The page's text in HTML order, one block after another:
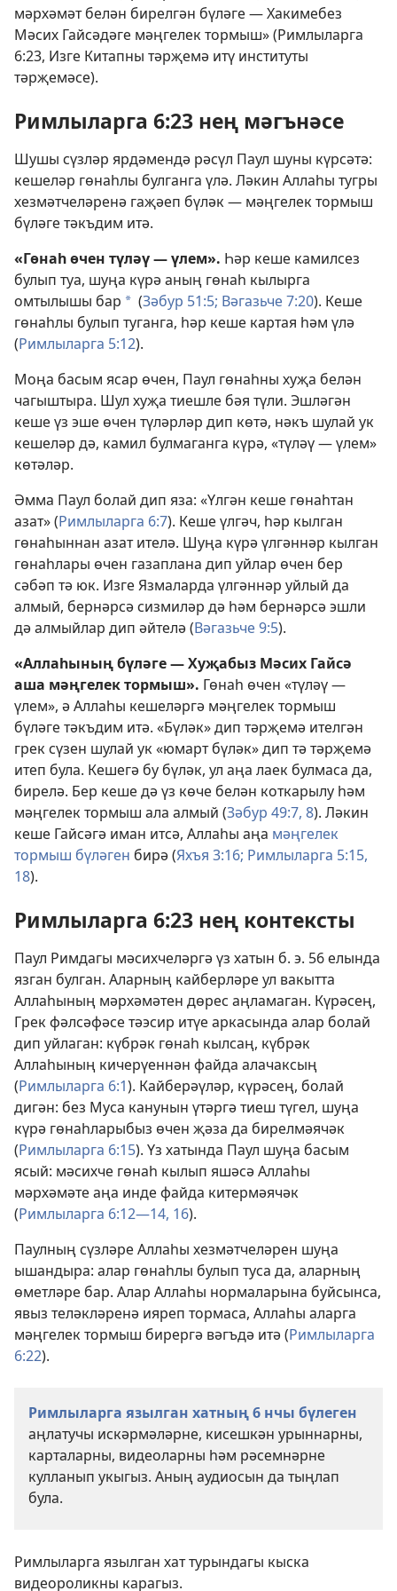
мәрхәмәт белән бирелгән бүләге — Хакимебез
Мәсих Гайсәдәге мәңгелек тормыш» (Римлыларга
6:23, Изге Китапны тәрҗемә итү институты
тәрҗемәсе).
Римлыларга 6:23 нең мәгънәсе
Шушы сүзләр ярдәмендә рәсүл Паул шуны күрсәтә:
кешеләр гөнаһлы булганга үлә. Ләкин Аллаһы тугры
хезмәтчеләренә гаҗәеп бүләк — мәңгелек тормыш
бүләге тәкъдим итә.
«Гөнаһ өчен түләү — үлем». Һәр кеше камилсез
булып туа, шуңа күрә аның гөнаһ кылырга
омтылышы бар a (Зәбур 51:5; Вәгазьче 7:20). Кеше
гөнаһлы булып туганга, һәр кеше картая һәм үлә
(Римлыларга 5:12).
Моңа басым ясар өчен, Паул гөнаһны хуҗа белән
чагыштыра. Шул хуҗа тиешле бәя түли. Эшләгән
кеше үз эше өчен түләрләр дип көтә, нәкъ шулай ук
кешеләр дә, камил булмаганга күрә, «түләү — үлем»
көтәләр.
Әмма Паул болай дип яза: «Үлгән кеше гөнаһтан
азат» (Римлыларга 6:7). Кеше үлгәч, һәр кылган
гөнаһыннан азат ителә. Шуңа күрә үлгәннәр кылган
гөнаһлары өчен газаплана дип уйлар өчен бер
сәбәп тә юк. Изге Язмаларда үлгәннәр уйлый да
алмый, бернәрсә сизмиләр дә һәм бернәрсә эшли
дә алмыйлар дип әйтелә (Вәгазьче 9:5).
«Аллаһының бүләге — Хуҗабыз Мәсих Гайсә
аша мәңгелек тормыш». Гөнаһ өчен «түләү —
үлем», ә Аллаһы кешеләргә мәңгелек тормыш
бүләге тәкъдим итә. «Бүләк» дип тәрҗемә ителгән
грек сүзен шулай ук «юмарт бүләк» дип тә тәрҗемә
итеп була. Кешегә бу бүләк, ул аңа лаек булмаса да,
бирелә. Бер кеше дә үз көче белән коткарылу һәм
мәңгелек тормыш ала алмый (Зәбур 49:7, 8). Ләкин
кеше Гайсәгә иман итсә, Аллаһы аңа мәңгелек
тормыш бүләген бирә (Яхъя 3:16; Римлыларга 5:15,
18).
Римлыларга 6:23 нең контексты
Паул Римдагы мәсихчеләргә үз хатын б. э. 56 елында
язган булган. Аларның кайберләре ул вакытта
Аллаһының мәрхәмәтен дөрес аңламаган. Күрәсең,
Грек фәлсәфәсе тәэсир итүе аркасында алар болай
дип уйлаган: күбрәк гөнаһ кылсаң, күбрәк
Аллаһының кичерүеннән файда алачаксың
(Римлыларга 6:1). Кайберәүләр, күрәсең, болай
дигән: без Муса канунын үтәргә тиеш түгел, шуңа
күрә гөнаһларыбыз өчен җәза да бирелмәячәк
(Римлыларга 6:15). Үз хатында Паул шуңа басым
ясый: мәсихче гөнаһ кылып яшәсә Аллаһы
мәрхәмәте аңа инде файда китермәячәк
(Римлыларга 6:12—14, 16).
Паулның сүзләре Аллаһы хезмәтчеләрен шуңа
ышандыра: алар гөнаһлы булып туса да, аларның
өметләре бар. Алар Аллаһы нормаларына буйсынса,
явыз теләкләренә ияреп тормаса, Аллаһы аларга
мәңгелек тормыш бирергә вәгъдә итә (Римлыларга
6:22).
Римлыларга язылган хатның 6 нчы бүлеген
аңлатучы искәрмәләрне, кисешкән урыннарны,
карталарны, видеоларны һәм рәсемнәрне
кулланып укыгыз. Аның аудиосын да тыңлап
була.
Римлыларга язылган хат турындагы кыска
видеороликны карагыз.